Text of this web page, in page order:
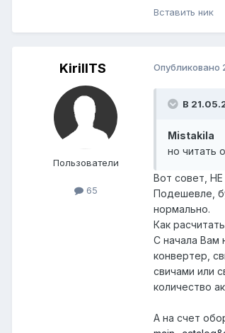
Вставить ник
KirillTS
Пользователи
65
Опубликовано
В
Mistakila
но читать
Вот совет,
Подешевле,
нормально.
Как
С начала Вам
конвертер,
свичами или
количество
А на счет